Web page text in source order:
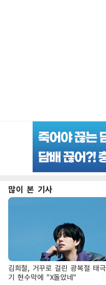
많이 본 기사
김희철, 거꾸로 걸린 광복절 태극
기 현수막에 "X돌았네"